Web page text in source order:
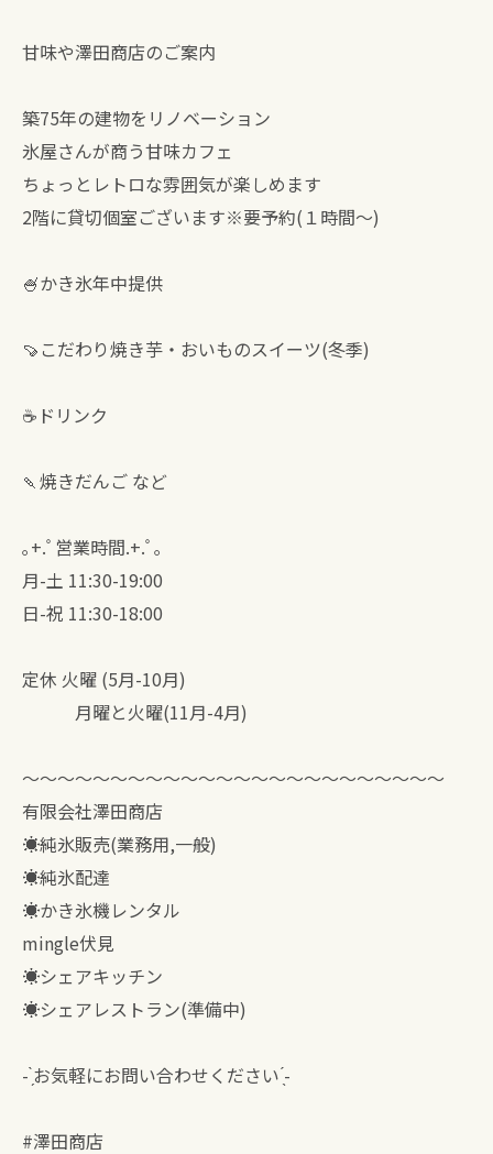
甘味や澤田商店のご案内
築75年の建物をリノベーション
氷屋さんが商う甘味カフェ
ちょっとレトロな雰囲気が楽しめます
2階に貸切個室ございます※要予約(１時間〜)
🍧かき氷年中提供
🍠こだわり焼き芋・おいものスイーツ(冬季)
☕ドリンク
🍡焼きだんご など
｡+.ﾟ営業時間.+.ﾟ｡
月-土 11:30-19:00
日-祝 11:30-18:00
定休 火曜 (5月-10月)
月曜と火曜(11月-4月)
〜〜〜〜〜〜〜〜〜〜〜〜〜〜〜〜〜〜〜〜〜〜〜〜
有限会社澤田商店
☀︎純氷販売(業務用,一般)
☀︎純氷配達
☀︎かき氷機レンタル
mingle伏見
☀︎シェアキッチン
☀︎シェアレストラン(準備中)
- ̗̀お気軽にお問い合わせください ̖́-
#澤田商店